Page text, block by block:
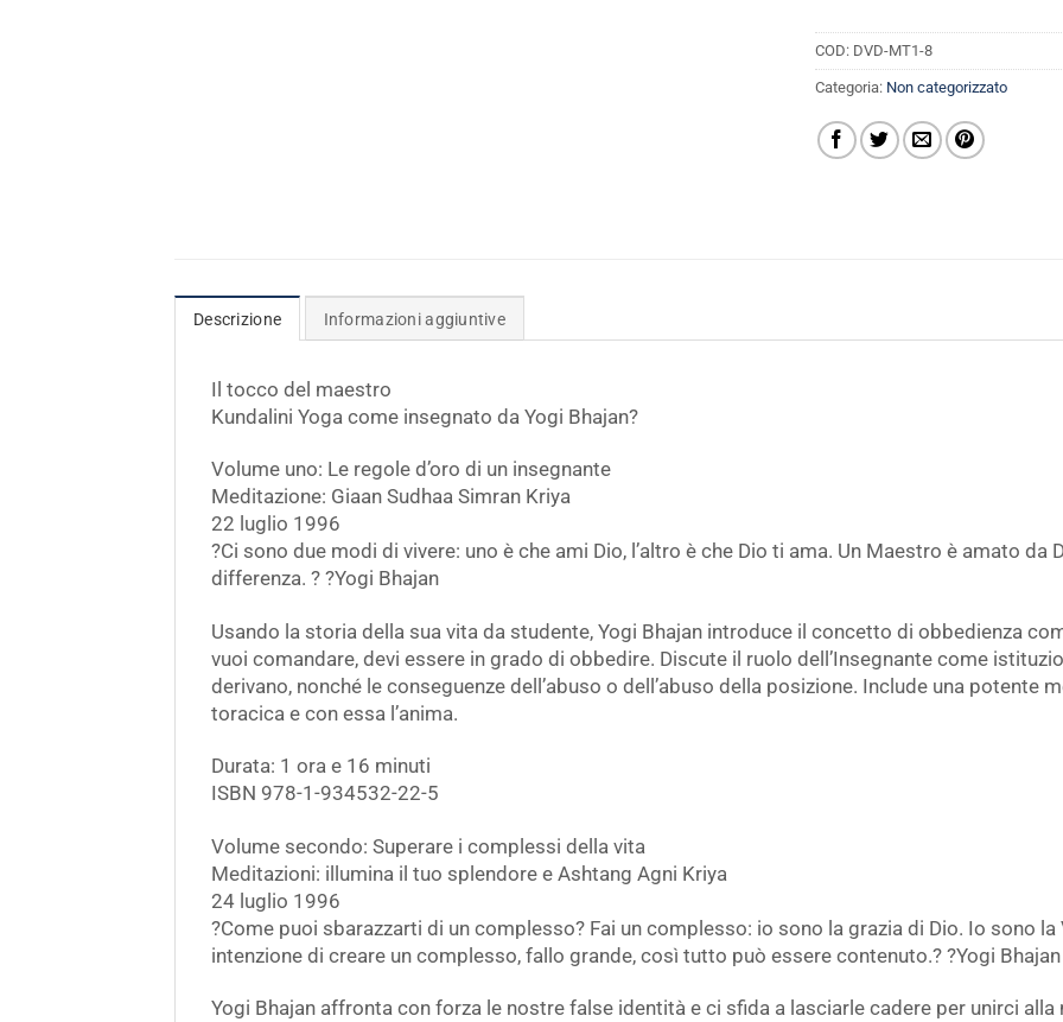
COD: DVD-MT1-8
Categoria: Non categorizzato
Descrizione Informazioni aggiuntive
Il tocco del maestro
Kundalini Yoga come insegnato da Yogi Bhajan?
Volume uno: Le regole d’oro di un insegnante
Meditazione: Giaan Sudhaa Simran Kriya
22 luglio 1996
?Ci sono due modi di vivere: uno è che ami Dio, l’altro è che Dio ti ama. Un Maestro è amato da
differenza. ? ?Yogi Bhajan
Usando la storia della sua vita da studente, Yogi Bhajan introduce il concetto di obbedienza
vuoi comandare, devi essere in grado di obbedire. Discute il ruolo dell’Insegnante come
derivano, nonché le conseguenze dell’abuso o dell’abuso della posizione. Include una potente
toracica e con essa l’anima.
Durata: 1 ora e 16 minuti
ISBN 978-1-934532-22-5
Volume secondo: Superare i complessi della vita
Meditazioni: illumina il tuo splendore e Ashtang Agni Kriya
24 luglio 1996
?Come puoi sbarazzarti di un complesso? Fai un complesso: io sono la grazia di Dio. Io sono la
intenzione di creare un complesso, fallo grande, così tutto può essere contenuto.? ?Yogi Bhajan
Yogi Bhajan affronta con forza le nostre false identità e ci sfida a lasciarle cadere per unirci